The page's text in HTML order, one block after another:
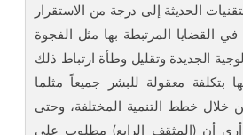
الحديثة إلى درجة من الاستقرار
القضايا المرتبطة بها مثل الفجوة
الجديدة وتقليل وطأة ارتباط ذلك
بتكلفة معقولة للبشر جميعاً مثلما
خلال خطط التنمية المختلفة، وحتى
أن (المثقف الرابع) مطلوب على